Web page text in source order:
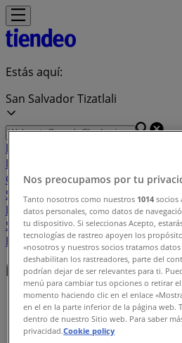
Estás aquí:
San Salvador Tizatlali
Destacados
Departamentales
Clases HogarFarmacias y
SaludElectrónicaFerreterías
BellezaRestaurantesAutos
ServiciosDeporteLibrerías y
EntretenimientoÓpticas
Índice de ofertas en San
Tiendeo en San Salvador
Índice de ofertas
Nos preocupamos por tu
Tanto nosotros como nuestros 1014 socios
datos personales, como datos de
tu dispositivo. Si seleccionas Acepto,
tecnologías de rastreo apoyen los
«nosotros y nuestros socios tratamos
deshabilitan los rastreadores, parte del
podrían dejar de ser relevantes para ti.
menú para cambiar tus opciones o retirar
momento haciendo clic en el enlace
en el en la parte inferior de la página web.
dentro de nuestro Sitio web. Para saber
privacidad.Cookie policy